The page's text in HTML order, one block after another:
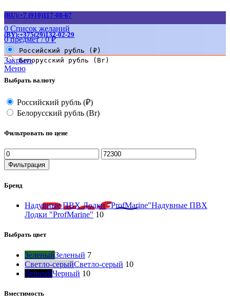
(RU):+7 (910)117-08-67
(BY):+375(29)132-02-29
0 Список желаний
0предмет / 0₽
Российский рубль (₽)
Белорусский рубль (Br)
Меню
Закрыть
Выбрать валюту
Российский рубль (₽)
Белорусский рубль (Br)
Фильтровать по цене
Минимальная
цена
Максимальная
цена
Фильтрация
Бренд
Надувные ПВХ Лодки "ProfMarine"Надувные ПВХ
Лодки "ProfMarine" 10
Выбрать цвет
ЗеленыйЗеленый 7
Светло-серыйСветло-серый 10
ЧерныйЧерный 10
Вместимость